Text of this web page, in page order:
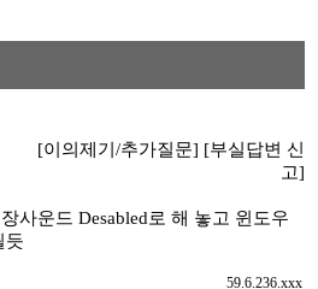
[이의제기/추가질문] [부실답변 신
고]
사운드 Desabled로 해 놓고 윈도우
듯
59.6.236.xxx